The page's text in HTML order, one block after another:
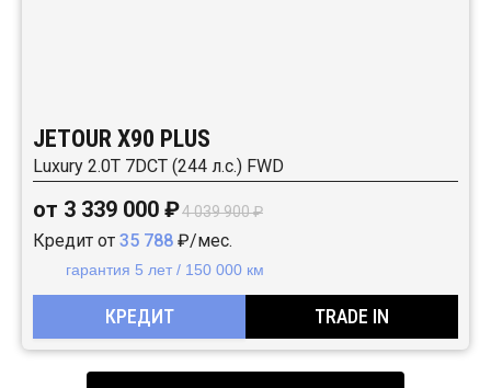
JETOUR X90 PLUS
Luxury 2.0T 7DCT (244 л.с.) FWD
от 3 339 000 ₽4 039 900 ₽
Кредит от 35 788 ₽/мес.
гарантия 5 лет / 150 000 км
КРЕДИТ TRADE IN